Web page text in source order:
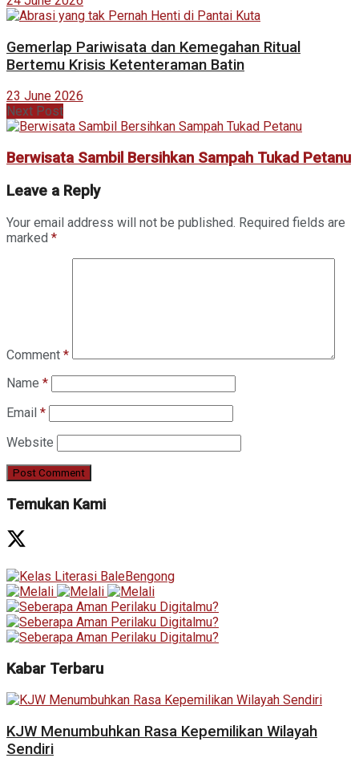
Gemerlap Pariwisata dan Kemegahan Ritual
Bertemu Krisis Ketenteraman Batin
23 June 2026
Next Post
Berwisata Sambil Bersihkan Sampah Tukad Petanu
Leave a Reply
Your email address will not be published. Required fields are
marked *
Comment *
Name *
Email *
Website
Temukan Kami
Kabar Terbaru
KJW Menumbuhkan Rasa Kepemilikan Wilayah
Sendiri